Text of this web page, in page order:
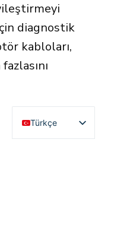
diagnostik
kabloları,
Türkçe
English